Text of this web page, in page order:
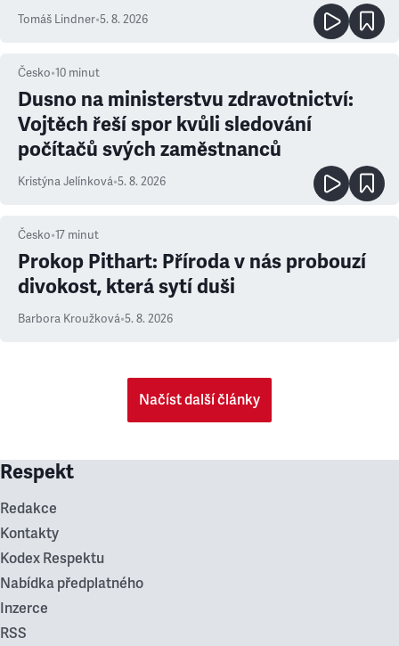
Tomáš Lindner•5. 8. 2026
Česko•10 minut
Dusno na ministerstvu zdravotnictví:
Vojtěch řeší spor kvůli sledování
počítačů svých zaměstnanců
Kristýna Jelínková•5. 8. 2026
Česko•17 minut
Prokop Pithart: Příroda v nás probouzí
divokost, která sytí duši
Barbora Kroužková•5. 8. 2026
Načíst další články
Respekt
Redakce
Kontakty
Kodex Respektu
Nabídka předplatného
Inzerce
RSS